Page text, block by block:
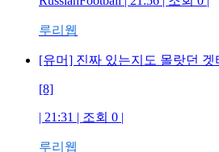
루리웹
[유머] 진짜 있는지도 몰랏던 겟
[8]
| 21:31 | 조회 0 |
루리웹